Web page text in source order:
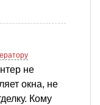
не
окна, не
Кому